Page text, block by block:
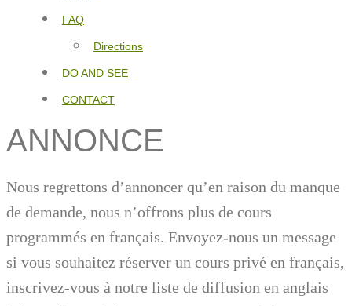
FAQ
Directions
DO AND SEE
CONTACT
ANNONCE
Nous regrettons d’annoncer qu’en raison du manque
de demande, nous n’offrons plus de cours
programmés en français. Envoyez-nous un message
si vous souhaitez réserver un cours privé en français,
inscrivez-vous à notre liste de diffusion en anglais